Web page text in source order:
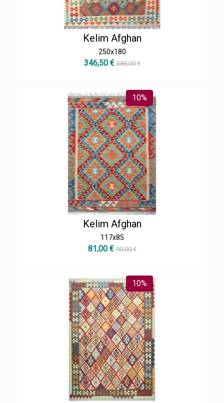
Kelim Afghan
250x180
346,50 € 385,00 €
10%
Kelim Afghan
117x85
81,00 € 90,00 €
10%